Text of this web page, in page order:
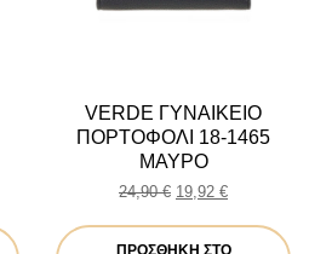
VERDE ΓΥΝΑΙΚΕΙΟ
ΠΟΡΤΟΦΟΛΙ 18-1465
ΜΑΥΡΟ
24,90€ Original
19,92 €Η